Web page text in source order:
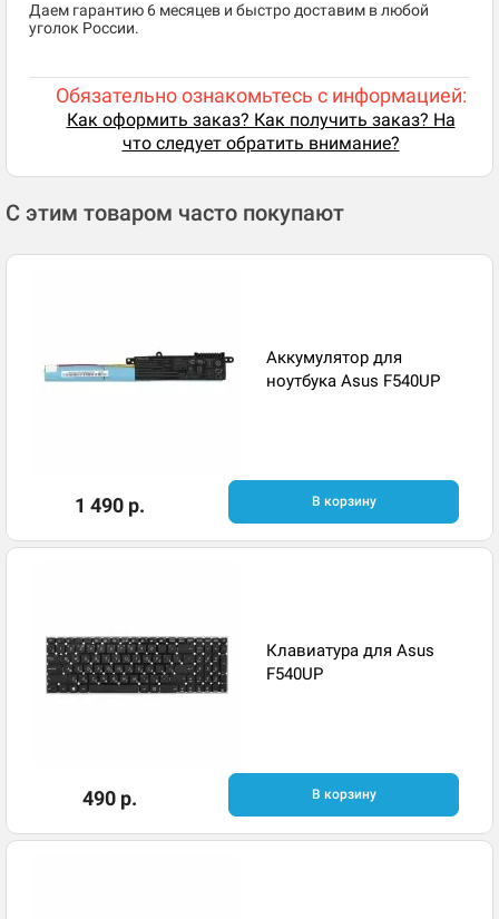
Даем гарантию 6 месяцев и быстро доставим в любой
уголок России.
Обязательно ознакомьтесь с информацией:
Как оформить заказ? Как получить заказ? На
что следует обратить внимание?
С этим товаром часто покупают
Аккумулятор для
ноутбука Asus F540UP
1 490 р. В корзину
Клавиатура для Asus
F540UP
490 р. В корзину